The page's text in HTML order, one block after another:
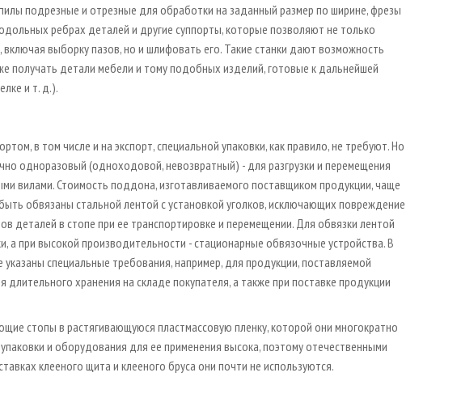
подрезные и отрезные для обработки на заданный размер по ширине, фрезы
ребрах деталей и другие суппорты, которые позволяют не только
выборку пазов, но и шлифовать его. Такие станки дают возможность
получать детали мебели и тому подобных изделий, готовые к дальнейшей
и т. д.).
в том числе и на экспорт, специальной упаковки, как правило, не требуют. Но
одноразовый (одноходовой, невозвратный) - для разгрузки и перемещения
вилами. Стоимость поддона, изготавливаемого поставщиком продукции, чаще
обвязаны стальной лентой с установкой уголков, исключающих повреждение
деталей в стопе при ее транспортировке и перемещении. Для обвязки лентой
при высокой производительности - стационарные обвязочные устройства. В
специальные требования, например, для продукции, поставляемой
хранения на складе покупателя, а также при поставке продукции
стопы в растягивающуюся пластмассовую пленку, которой они многократно
и оборудования для ее применения высока, поэтому отечественными
клееного щита и клееного бруса они почти не используются.